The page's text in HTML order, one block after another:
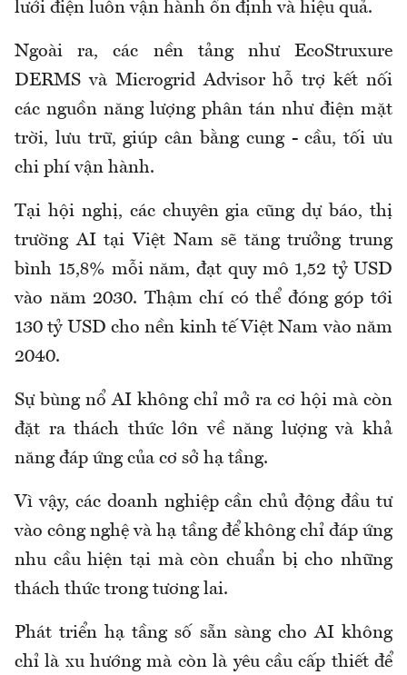
lưới điện luôn vận hành ổn định và hiệu quả.
Ngoài ra, các nền tảng như EcoStruxure
DERMS và Microgrid Advisor hỗ trợ kết nối
các nguồn năng lượng phân tán như điện mặt
trời, lưu trữ, giúp cân bằng cung - cầu, tối ưu
chi phí vận hành.
Tại hội nghị, các chuyên gia cũng dự báo, thị
trường AI tại Việt Nam sẽ tăng trưởng trung
bình 15,8% mỗi năm, đạt quy mô 1,52 tỷ USD
vào năm 2030. Thậm chí có thể đóng góp tới
130 tỷ USD cho nền kinh tế Việt Nam vào năm
2040.
Sự bùng nổ AI không chỉ mở ra cơ hội mà còn
đặt ra thách thức lớn về năng lượng và khả
năng đáp ứng của cơ sở hạ tầng.
Vì vậy, các doanh nghiệp cần chủ động đầu tư
vào công nghệ và hạ tầng để không chỉ đáp ứng
nhu cầu hiện tại mà còn chuẩn bị cho những
thách thức trong tương lai.
Phát triển hạ tầng số sẵn sàng cho AI không
chỉ là xu hướng mà còn là yêu cầu cấp thiết để